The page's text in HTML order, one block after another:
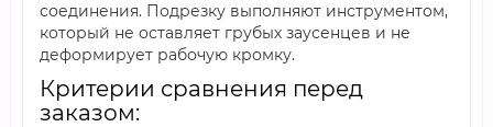
соединения. Подрезку выполняют инструментом,
который не оставляет грубых заусенцев и не
деформирует рабочую кромку.
Критерии сравнения перед
заказом: